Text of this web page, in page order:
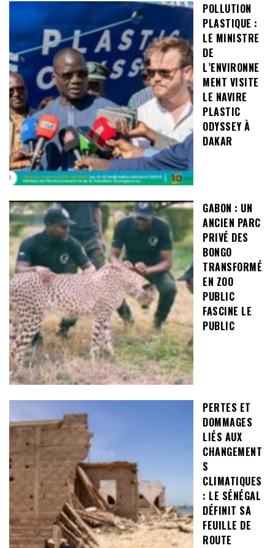
POLLUTION
PLASTIQUE :
LE MINISTRE
DE
L’ENVIRONNE
MENT VISITE
LE NAVIRE
PLASTIC
ODYSSEY À
DAKAR
GABON : UN
ANCIEN PARC
PRIVÉ DES
BONGO
TRANSFORMÉ
EN ZOO
PUBLIC
FASCINE LE
PUBLIC
PERTES ET
DOMMAGES
LIÉS AUX
CHANGEMENT
S
CLIMATIQUES
: LE SÉNÉGAL
DÉFINIT SA
FEUILLE DE
ROUTE